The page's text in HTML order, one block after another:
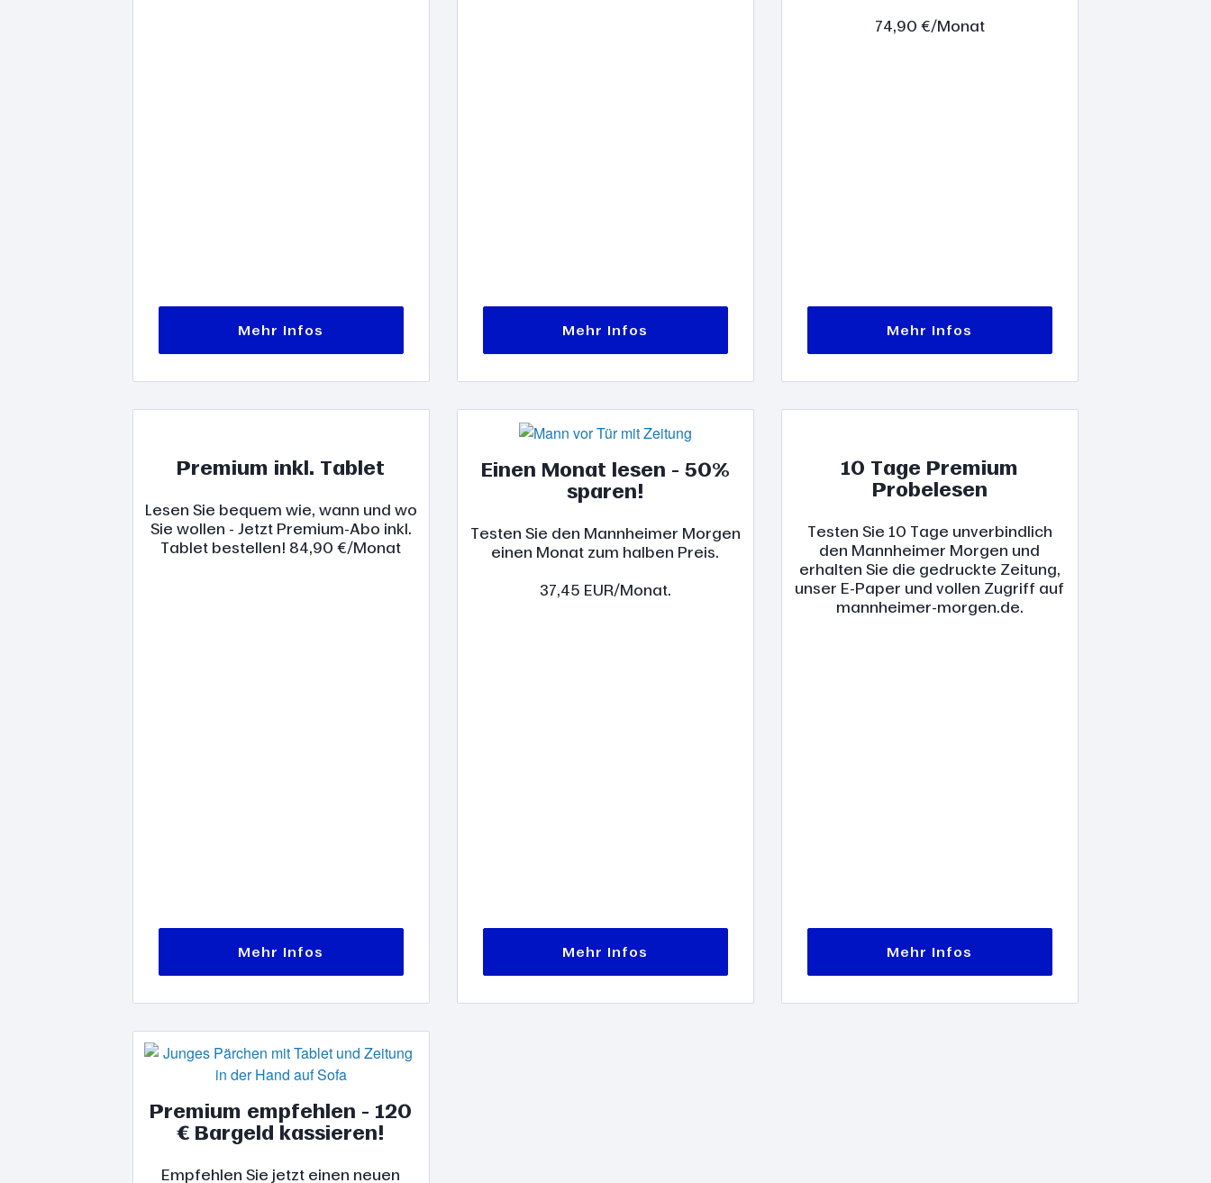
Mehr Infos Mehr Infos
74,90 €/Monat
Mehr Infos
Premium inkl. Tablet
Lesen Sie bequem wie, wann und wo
Sie wollen - Jetzt Premium-Abo inkl.
Tablet bestellen! 84,90 €/Monat
Mehr Infos
Einen Monat lesen - 50%
sparen!
Testen Sie den Mannheimer Morgen
einen Monat zum halben Preis.
37,45 EUR/Monat.
Mehr Infos
10 Tage Premium
Probelesen
Testen Sie 10 Tage unverbindlich
den Mannheimer Morgen und
erhalten Sie die gedruckte Zeitung,
unser E-Paper und vollen Zugriff auf
mannheimer-morgen.de.
Mehr Infos
Premium empfehlen - 120
€ Bargeld kassieren!
Empfehlen Sie jetzt einen neuen